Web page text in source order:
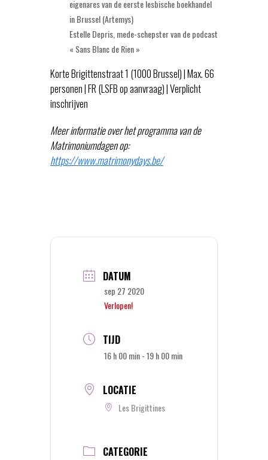
eigenares van de eerste lesbische boekhandel
in Brussel (Artemys)
Estelle Depris, mede-schepster van de podcast
« Sans Blanc de Rien »
Korte Brigittenstraat 1 (1000 Brussel) | Max. 66
personen | FR (LSFB op aanvraag) | Verplicht
inschrijven
Meer informatie over het programma van de
Matrimoniumdagen op:
https://www.matrimonydays.be/
DATUM
sep 27 2020
Verlopen!
TIJD
16 h 00 min - 19 h 00 min
LOCATIE
Les Brigittines
CATEGORIE